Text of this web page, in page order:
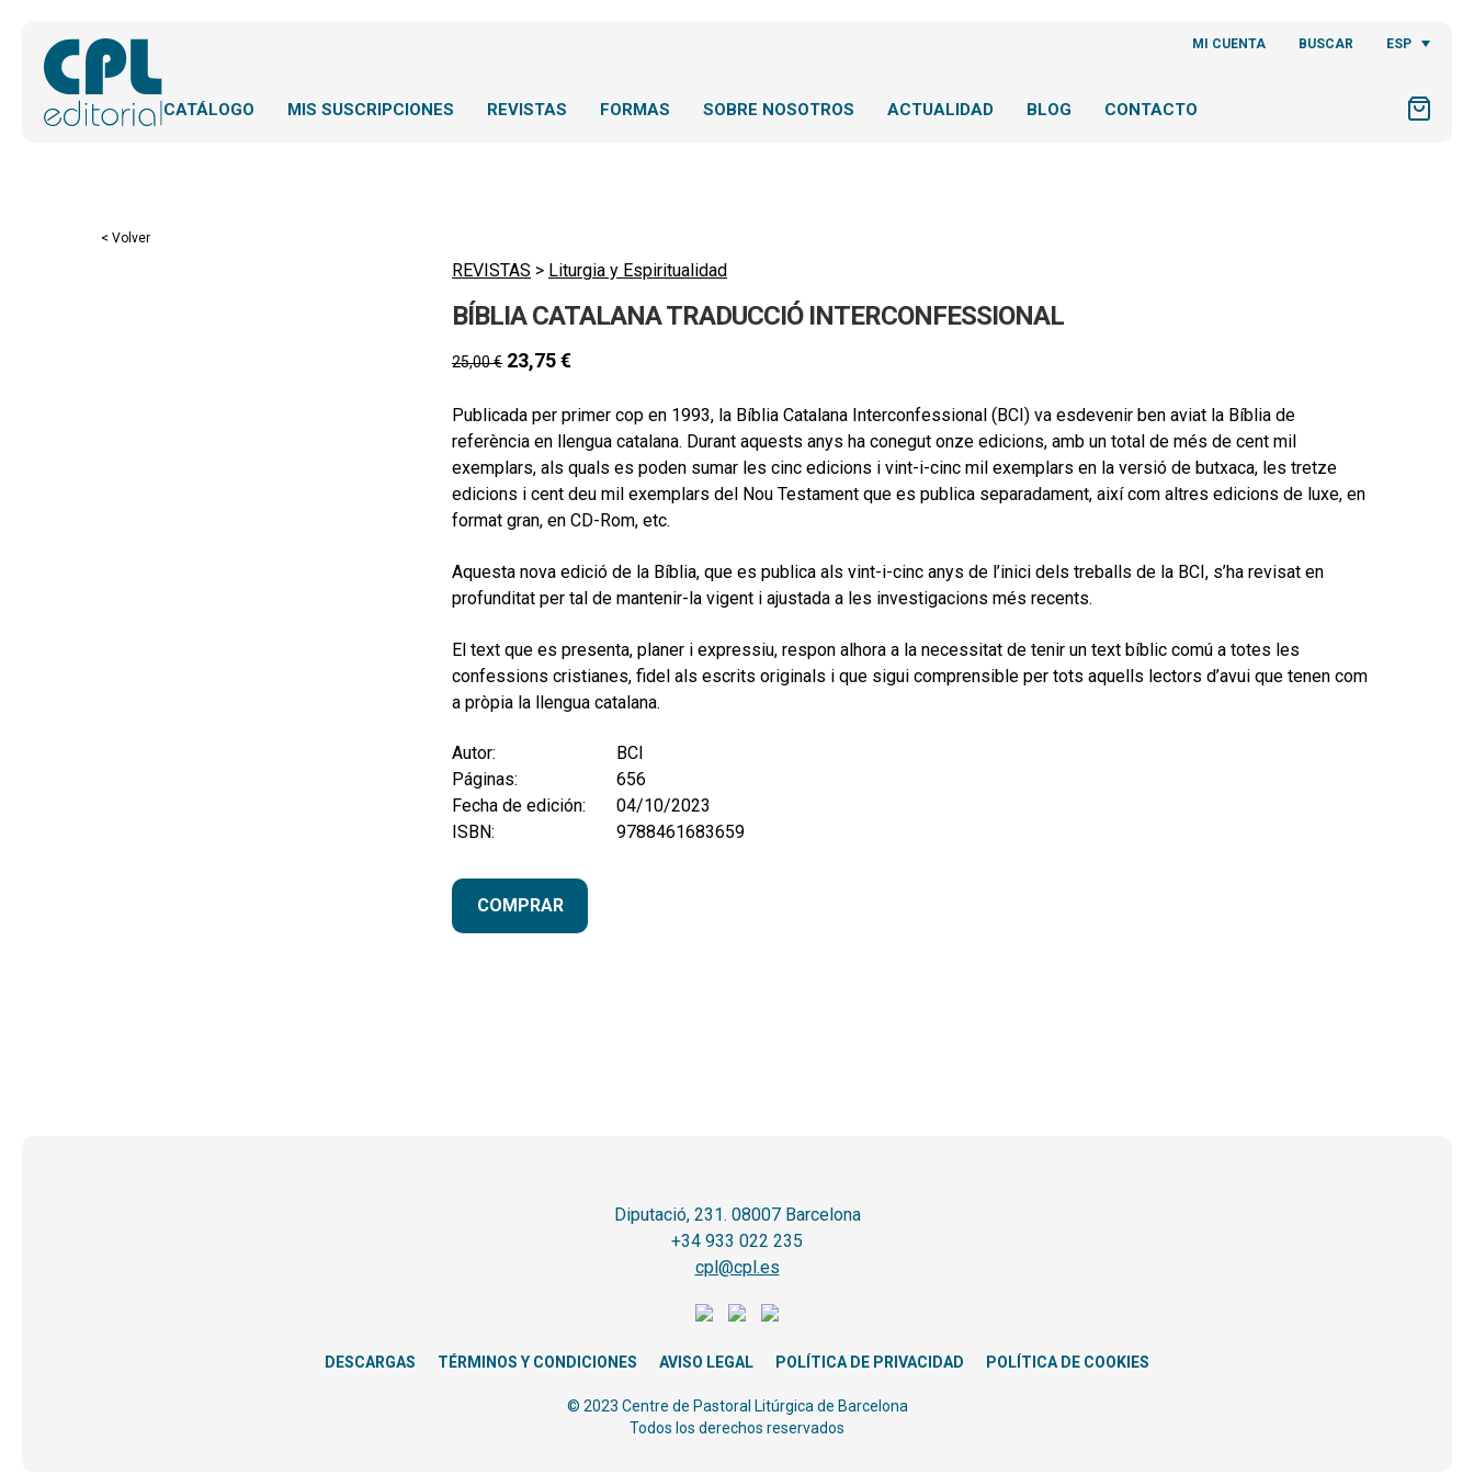
MI CUENTA BUSCAR ESP
CATÁLOGO MIS SUSCRIPCIONES REVISTAS FORMAS SOBRE NOSOTROS ACTUALIDAD BLOG CONTACTO
< Volver
REVISTAS > Liturgia y Espiritualidad
BÍBLIA CATALANA TRADUCCIÓ INTERCONFESSIONAL
25,00€ 23,75€
Publicada per primer cop en 1993, la Bíblia Catalana Interconfessional (BCI) va esdevenir ben aviat la Bíblia de
referència en llengua catalana. Durant aquests anys ha conegut onze edicions, amb un total de més de cent mil
exemplars, als quals es poden sumar les cinc edicions i vint-i-cinc mil exemplars en la versió de butxaca, les tretze
edicions i cent deu mil exemplars del Nou Testament que es publica separadament, així com altres edicions de luxe, en
format gran, en CD-Rom, etc.
Aquesta nova edició de la Bíblia, que es publica als vint-i-cinc anys de l’inici dels treballs de la BCI, s’ha revisat en
profunditat per tal de mantenir-la vigent i ajustada a les investigacions més recents.
El text que es presenta, planer i expressiu, respon alhora a la necessitat de tenir un text bíblic comú a totes les
confessions cristianes, fidel als escrits originals i que sigui comprensible per tots aquells lectors d’avui que tenen com
a pròpia la llengua catalana.
Autor:
BCI
Páginas:
656
Fecha de edición:
04/10/2023
ISBN:
9788461683659
COMPRAR
Diputació, 231. 08007 Barcelona
+34 933 022 235
cpl@cpl.es
DESCARGAS TÉRMINOS Y CONDICIONES AVISO LEGAL POLÍTICA DE PRIVACIDAD POLÍTICA DE COOKIES
© 2023 Centre de Pastoral Litúrgica de Barcelona
Todos los derechos reservados